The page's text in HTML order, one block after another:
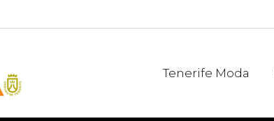
Tenerife Moda